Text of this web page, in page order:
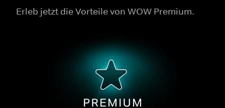
Erleb jetzt die Vorteile von WOW Premium.